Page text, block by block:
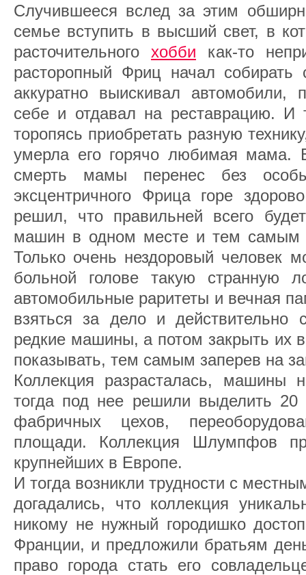
Случившееся вслед за этим
семье вступить в высший свет, в
расточительного хобби как-то
расторопный Фриц начал
аккуратно выискивал автомобили,
себе и отдавал на реставрацию.
торопясь приобретать разную
умерла его горячо любимая мама.
смерть мамы перенес без
эксцентричного Фрица горе
решил, что правильней всего
машин в одном месте и тем самым
Только очень нездоровый человек
больной голове такую странную
автомобильные раритеты и вечная
взяться за дело и действительно
редкие машины, а потом закрыть их
показывать, тем самым заперев на
Коллекция разрасталась, машины
тогда под нее решили выделить 20
фабричных цехов,
площади. Коллекция Шлумпфов
крупнейших в Европе.
И тогда возникли трудности с
догадались, что коллекция
никому не нужный городишко
Франции, и предложили братьям
право города стать его